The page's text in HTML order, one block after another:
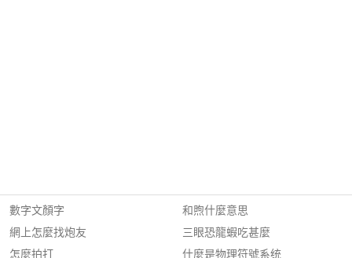
數字文顏字
網上怎麼找炮友
怎麼拍打
和煦什麼意思
三眼恐龍蝦吃甚麼
什麼是物理符號系统